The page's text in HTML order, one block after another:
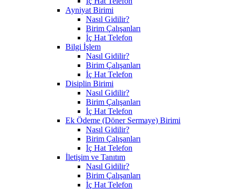
Ayniyat Birimi
Nasıl Gidilir?
Birim Çalışanları
İç Hat Telefon
Bilgi İşlem
Nasıl Gidilir?
Birim Çalışanları
İç Hat Telefon
Disiplin Birimi
Nasıl Gidilir?
Birim Çalışanları
İç Hat Telefon
Ek Ödeme (Döner Sermaye) Birimi
Nasıl Gidilir?
Birim Çalışanları
İç Hat Telefon
İletişim ve Tanıtım
Nasıl Gidilir?
Birim Çalışanları
İç Hat Telefon